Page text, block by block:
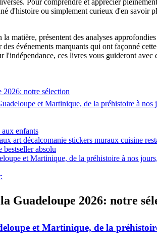
Pour comprendre et apprécier
d'histoire ou simplement curieux d'en
matière, présentent des analyses
événements marquants qui ont façonné
ces livres vous guideront avec
notre sélection
et Martinique, de la préhistoire à nos
enfants
art décalcomanie stickers muraux cuisine
absolu
et Martinique, de la préhistoire à nos
Guadeloupe 2026: notre
et Martinique, de la